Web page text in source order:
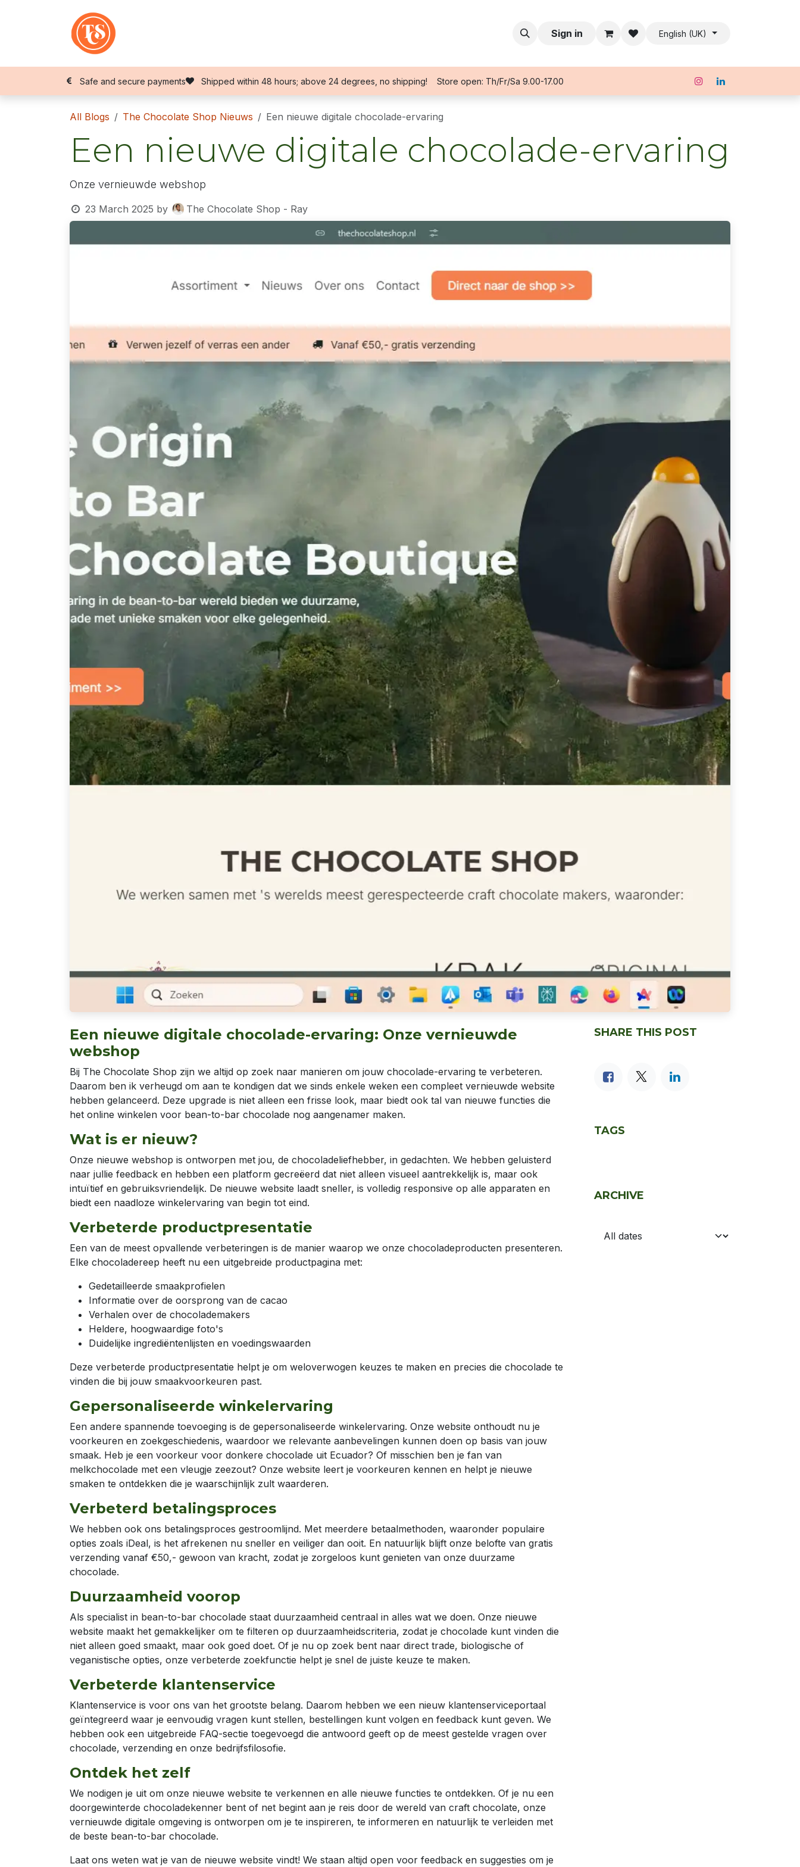
Sign in English (UK)
Safe and secure payments Shipped within 48 hours; above 24 degrees, no shipping! Store open: Th/Fr/Sa 9.00-17.00
All Blogs The Chocolate Shop Nieuws Een nieuwe digitale chocolade-ervaring
Een nieuwe digitale chocolade-ervaring
Onze vernieuwde webshop
23 March 2025 by The Chocolate Shop - Ray
Een nieuwe digitale chocolade-ervaring: Onze vernieuwde
webshop
Bij The Chocolate Shop zijn we altijd op zoek naar manieren om jouw chocolade-ervaring te verbeteren.
Daarom ben ik verheugd om aan te kondigen dat we sinds enkele weken een compleet vernieuwde website
hebben gelanceerd. Deze upgrade is niet alleen een frisse look, maar biedt ook tal van nieuwe functies die
het online winkelen voor bean-to-bar chocolade nog aangenamer maken.
Wat is er nieuw?
Onze nieuwe webshop is ontworpen met jou, de chocoladeliefhebber, in gedachten. We hebben geluisterd
naar jullie feedback en hebben een platform gecreëerd dat niet alleen visueel aantrekkelijk is, maar ook
intuïtief en gebruiksvriendelijk. De nieuwe website laadt sneller, is volledig responsive op alle apparaten en
biedt een naadloze winkelervaring van begin tot eind.
Verbeterde productpresentatie
Een van de meest opvallende verbeteringen is de manier waarop we onze chocoladeproducten presenteren.
Elke chocoladereep heeft nu een uitgebreide productpagina met:
Gedetailleerde smaakprofielen
Informatie over de oorsprong van de cacao
Verhalen over de chocolademakers
Heldere, hoogwaardige foto's
Duidelijke ingrediëntenlijsten en voedingswaarden
Deze verbeterde productpresentatie helpt je om weloverwogen keuzes te maken en precies die chocolade te
vinden die bij jouw smaakvoorkeuren past.
Gepersonaliseerde winkelervaring
Een andere spannende toevoeging is de gepersonaliseerde winkelervaring. Onze website onthoudt nu je
voorkeuren en zoekgeschiedenis, waardoor we relevante aanbevelingen kunnen doen op basis van jouw
smaak. Heb je een voorkeur voor donkere chocolade uit Ecuador? Of misschien ben je fan van
melkchocolade met een vleugje zeezout? Onze website leert je voorkeuren kennen en helpt je nieuwe
smaken te ontdekken die je waarschijnlijk zult waarderen.
Verbeterd betalingsproces
We hebben ook ons betalingsproces gestroomlijnd. Met meerdere betaalmethoden, waaronder populaire
opties zoals iDeal, is het afrekenen nu sneller en veiliger dan ooit. En natuurlijk blijft onze belofte van gratis
verzending vanaf €50,- gewoon van kracht, zodat je zorgeloos kunt genieten van onze duurzame
chocolade.
Duurzaamheid voorop
Als specialist in bean-to-bar chocolade staat duurzaamheid centraal in alles wat we doen. Onze nieuwe
website maakt het gemakkelijker om te filteren op duurzaamheidscriteria, zodat je chocolade kunt vinden die
niet alleen goed smaakt, maar ook goed doet. Of je nu op zoek bent naar direct trade, biologische of
veganistische opties, onze verbeterde zoekfunctie helpt je snel de juiste keuze te maken.
Verbeterde klantenservice
Klantenservice is voor ons van het grootste belang. Daarom hebben we een nieuw klantenserviceportaal
geïntegreerd waar je eenvoudig vragen kunt stellen, bestellingen kunt volgen en feedback kunt geven. We
hebben ook een uitgebreide FAQ-sectie toegevoegd die antwoord geeft op de meest gestelde vragen over
chocolade, verzending en onze bedrijfsfilosofie.
Ontdek het zelf
We nodigen je uit om onze nieuwe website te verkennen en alle nieuwe functies te ontdekken. Of je nu een
doorgewinterde chocoladekenner bent of net begint aan je reis door de wereld van craft chocolate, onze
vernieuwde digitale omgeving is ontworpen om je te inspireren, te informeren en natuurlijk te verleiden met
de beste bean-to-bar chocolade.
Laat ons weten wat je van de nieuwe website vindt! We staan altijd open voor feedback en suggesties om je
SHARE THIS POST
TAGS
ARCHIVE